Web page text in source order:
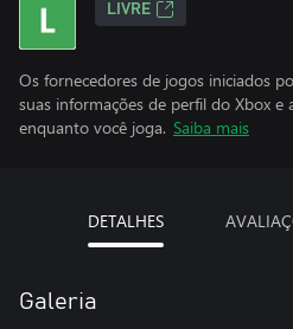
LIVRE
Os fornecedores de jogos iniciados
suas informações de perfil do Xbox e
enquanto você joga. Saiba mais
DETALHES
Galeria